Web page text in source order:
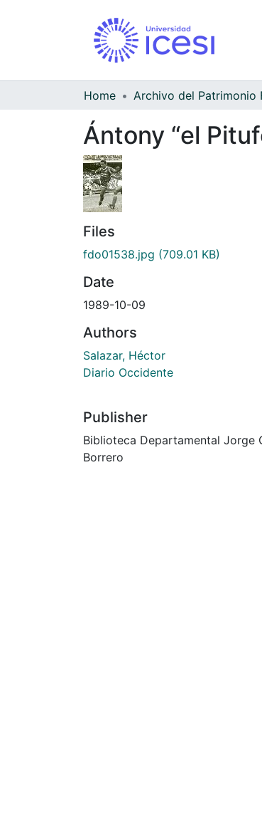
Home
Ántony “el
Files
fdo01538.jpg (709.01 KB)
Date
1989-10-09
Authors
Salazar, Héctor
Diario Occidente
Publisher
Biblioteca Departamental Jorge
Borrero